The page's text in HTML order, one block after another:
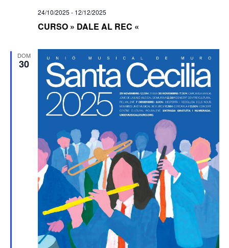
CURSO » DALE AL REC «
24/10/2025 - 12/12/2025
DOM
30